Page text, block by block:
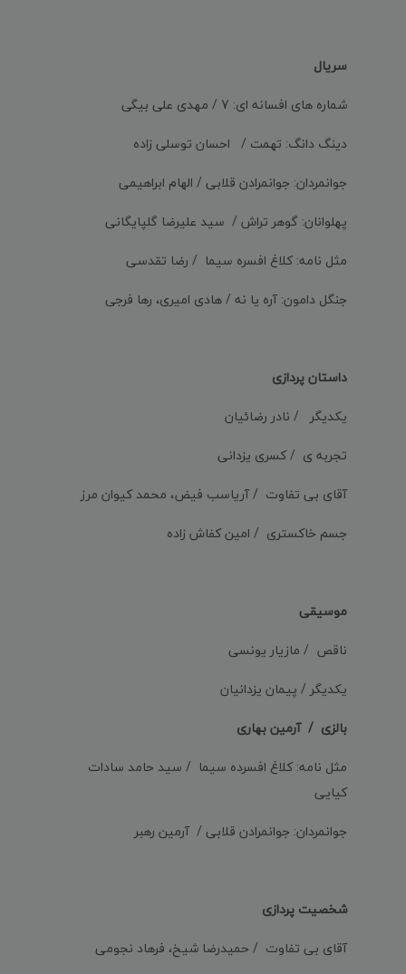
سریال
شماره های افسانه ای: 7 / مهدی علی بیگی
دینگ دانگ: تهمت / احسان توسلی زاده
جوانمردان: جوانمرادن قلابی / الهام ابراهیمی
پهلوانان: گوهر تراش / سید علیرضا گلپایگانی
مثل نامه: کلاغ افسره سیما / رضا تقدسی
جنگل دامون: آره یا نه / هادی امیری، رها فرجی
داستان پردازی
یکدیگر / نادر رضائیان
تجربه ی / کسری یزدانی
آقای بی تفاوت / آریاسب فیض، محمد کیوان مرز
جسم خاکستری / امین کفاش زاده
موسیقی
ناقص / مازیار یونسی
یکدیگر / پیمان یزدانیان
بالزی / آرمین بهاری
مثل نامه: کلاغ افسرده سیما / سید حامد سادات
کیایی
جوانمردان: جوانمرادن قلابی / آرمین رهبر
شخصیت پردازی
آقای بی تفاوت / حمیدرضا شیخ، فرهاد نجومی